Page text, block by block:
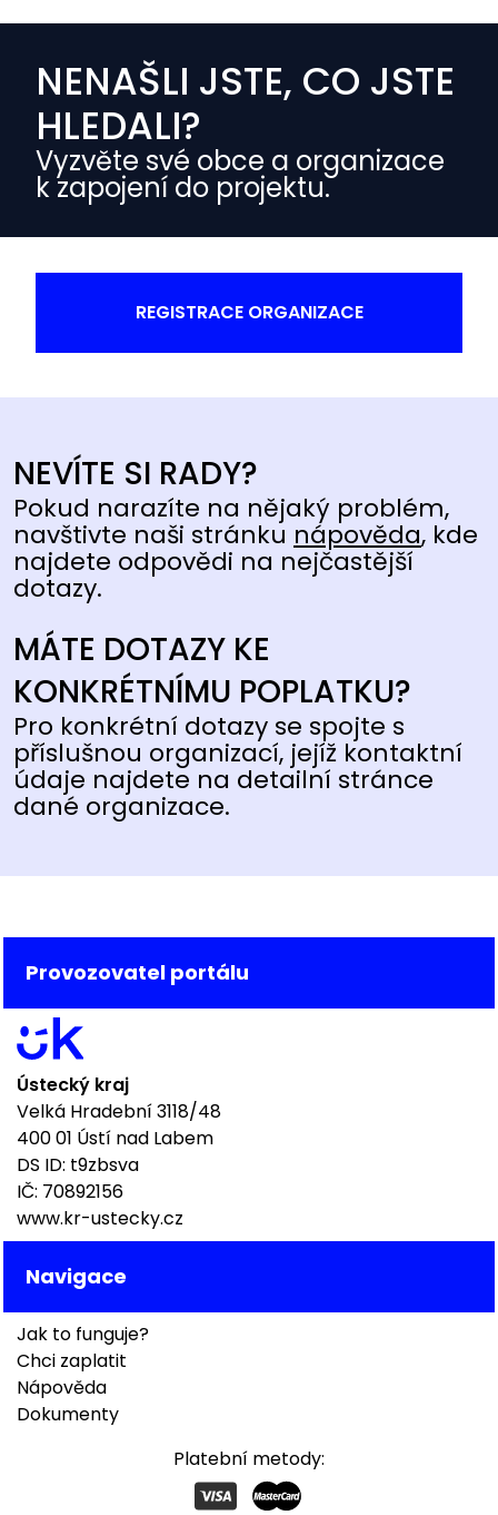
NENAŠLI JSTE, CO JSTE
HLEDALI?
Vyzvěte své obce a organizace
k zapojení do projektu.
REGISTRACE ORGANIZACE
NEVÍTE SI RADY?
Pokud narazíte na nějaký problém,
navštivte naši stránku nápověda, kde
najdete odpovědi na nejčastější
dotazy.
MÁTE DOTAZY KE
KONKRÉTNÍMU POPLATKU?
Pro konkrétní dotazy se spojte s
příslušnou organizací, jejíž kontaktní
údaje najdete na detailní stránce
dané organizace.
Provozovatel portálu
Ústecký kraj
Velká Hradební 3118/48
400 01 Ústí nad Labem
DS ID: t9zbsva
IČ: 70892156
www.kr-ustecky.cz
Navigace
Jak to funguje?
Chci zaplatit
Nápověda
Dokumenty
Platební metody: